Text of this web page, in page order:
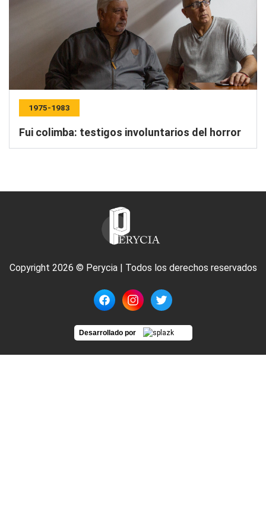
1975-1983
Fui colimba: testigos involuntarios del horror
Copyright 2026 © Perycia | Todos los derechos reservados
Desarrollado por